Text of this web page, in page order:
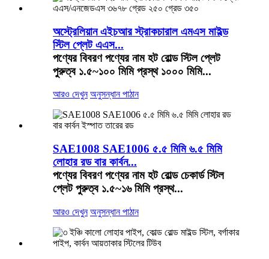
অস্ট্রেলিয়ান এইচআর স্ট্রাকচারাল এমএস মাইল্ড
স্টিল প্লেট এএস...
পণ্যের বিবরণ পণ্যের নাম হট রোল্ড স্টিল প্লেট
পুরুত্ব ১.৫~১০০ মিমি প্রস্থ ১০০০ মিমি...
আরও দেখুন অনুসন্ধান পাঠান
SAE1008 SAE1006 ৫.৫ মিমি ৬.৫ মিমি
লোহার রড বার কার্বন...
পণ্যের বিবরণ পণ্যের নাম হট রোল্ড চেকার্ড স্টিল
প্লেট পুরুত্ব ১.৫~১৬ মিমি প্রস্থ...
আরও দেখুন অনুসন্ধান পাঠান